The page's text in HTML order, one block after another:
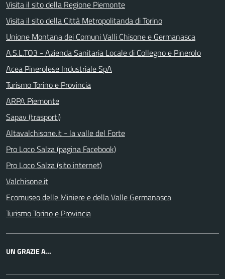
Visita il sito della Regione Piemonte
Visita il sito della Città Metropolitanda di Torino
Unione Montana dei Comuni Valli Chisone e Germanasca
A.S.L.TO3 - Azienda Sanitaria Locale di Collegno e Pinerolo
Acea Pinerolese Industriale SpA
Turismo Torino e Provincia
ARPA Piemonte
Sapav (trasporti)
Altavalchisone.it - la valle del Forte
Pro Loco Salza (pagina Facebook)
Pro Loco Salza (sito internet)
Valchisone.it
Ecomuseo delle Miniere e della Valle Germanasca
Turismo Torino e Provincia
UN GRAZIE A...